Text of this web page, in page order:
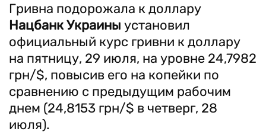
Гривна подорожала к доллару
Нацбанк Украины установил
официальный курс гривни к доллару
на пятницу, 29 июля, на уровне 24,7982
грн/$, повысив его на копейки по
сравнению с предыдущим рабочим
днем (24,8153 грн/$ в четверг, 28
июля).